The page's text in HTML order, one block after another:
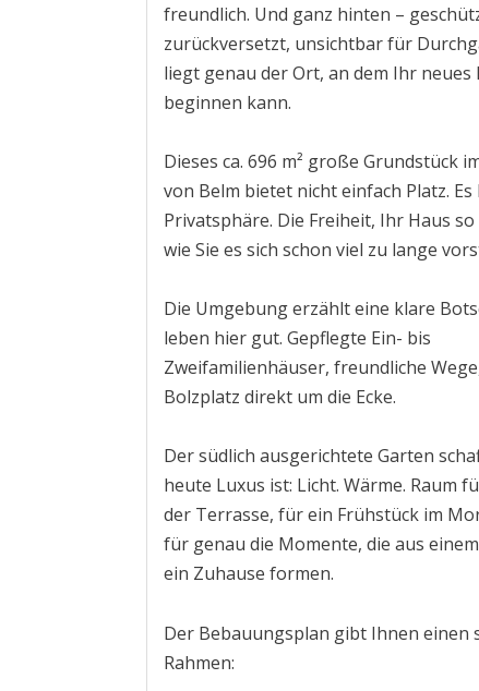
freundlich. Und ganz hinten –
zurückversetzt, unsichtbar für
liegt genau der Ort, an dem Ihr neues
beginnen kann.
Dieses ca. 696 m² große Grundstück
von Belm bietet nicht einfach Platz. Es
Privatsphäre. Die Freiheit, Ihr Haus
wie Sie es sich schon viel zu lange
Die Umgebung erzählt eine klare
leben hier gut. Gepflegte Ein- bis
Zweifamilienhäuser, freundliche
Bolzplatz direkt um die Ecke.
Der südlich ausgerichtete Garten
heute Luxus ist: Licht. Wärme. Raum
der Terrasse, für ein Frühstück im
für genau die Momente, die aus
ein Zuhause formen.
Der Bebauungsplan gibt Ihnen einen
Rahmen: